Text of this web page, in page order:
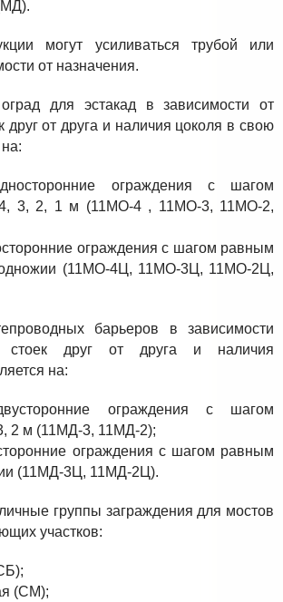
могут усиливаться трубой или
от назначения.
для эстакад в зависимости от
друг от друга и наличия цоколя в свою
ограждения с шагом
4, 3, 2, 1 м (11МО-4 , 11МО-3, 11МО-2,
ограждения с шагом равным
(11МО-4Ц, 11МО-3Ц, 11МО-2Ц,
барьеров в зависимости
стоек друг от друга и наличия
на:
ограждения с шагом
2 м (11МД-3, 11МД-2);
ограждения с шагом равным
(11МД-3Ц, 11МД-2Ц).
группы заграждения для мостов
участков:
(СМ);